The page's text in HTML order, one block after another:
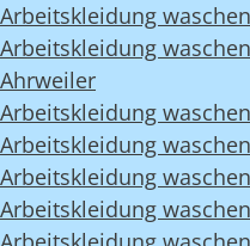
Arbeitskleidung
Arbeitskleidung
Ahrweiler
Arbeitskleidung
Arbeitskleidung
Arbeitskleidung
Arbeitskleidung